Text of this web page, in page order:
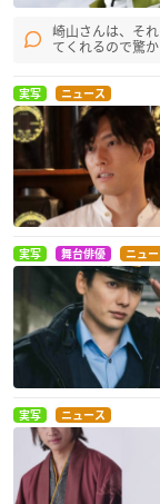
崎山さんは、そ
てくれるので驚
実写 ニュース
実写 舞台俳優 ニュー
実写 ニュース